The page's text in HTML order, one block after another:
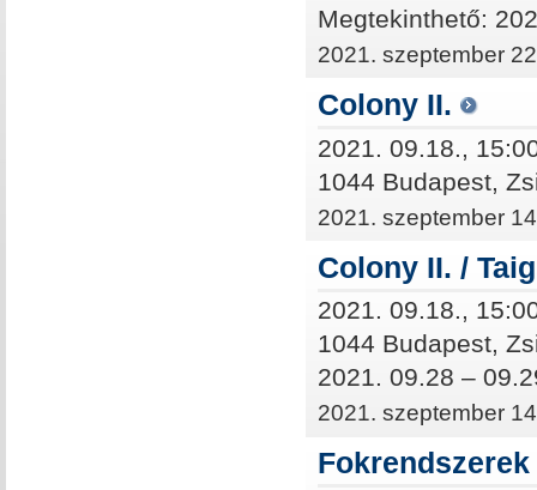
Megtekinthető:
2021. szeptember
Colony II.
2021. 09.18.,
1044 Budapest,
2021. szeptember
Colony II. /
2021. 09.18.,
1044 Budapest,
2021. 09.28 –
2021. szeptember
Fokrendszerek